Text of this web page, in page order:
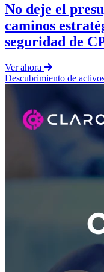
No deje el
caminos
seguridad de
Ver ahora
Descubrimiento de